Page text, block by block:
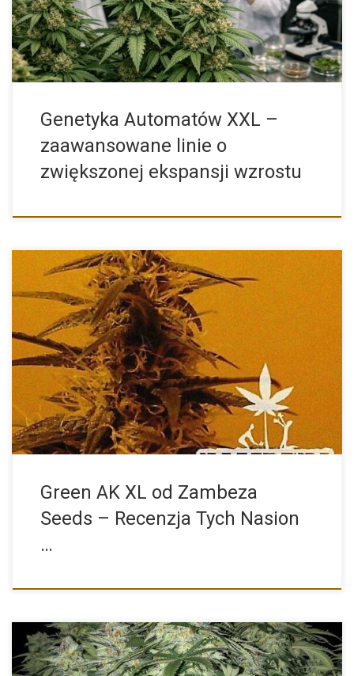
Genetyka Automatów XXL –
zaawansowane linie o
zwiększonej ekspansji wzrostu
Zambeza Seeds to znany i ceniony producent nasion konopi,
który […]
Green AK XL od Zambeza
Seeds – Recenzja Tych Nasion
…